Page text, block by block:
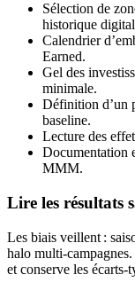
Sélection de
historique
Calendrier
Earned.
Gel des
minimale.
Définition d’un
baseline.
Lecture des
Documentation
MMM.
Lire les résultats
Les biais veillent :
halo multi-
et conserve les écarts-